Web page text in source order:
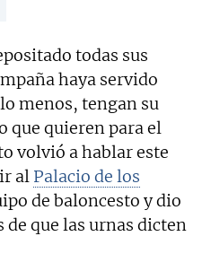
todas sus
haya servido
menos, tengan su
que quieren para el
volvió a hablar este
al Palacio de los
de baloncesto y dio
que las urnas dicten